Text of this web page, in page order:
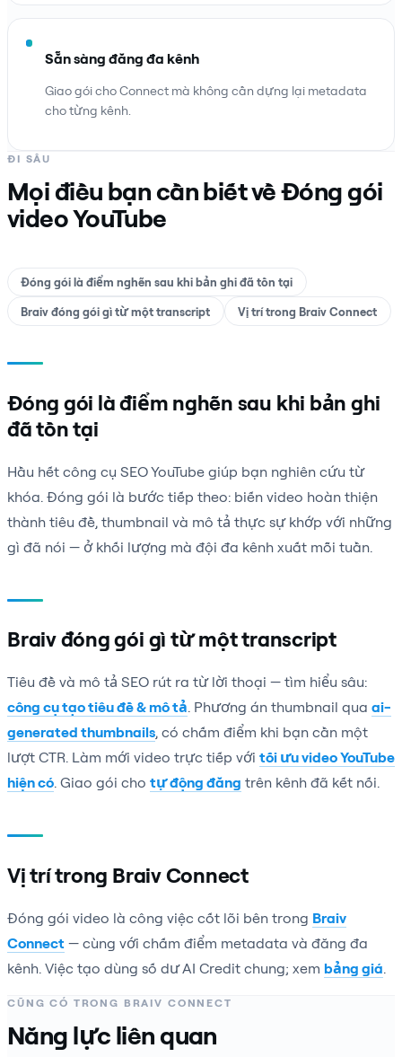
Sẵn sàng đăng đa kênh
Giao gói cho Connect mà không cần dựng lại metadata
cho từng kênh.
ĐI SÂU
Mọi điều bạn cần biết về Đóng gói
video YouTube
Đóng gói là điểm nghẽn sau khi bản ghi đã tồn tại
Braiv đóng gói gì từ một transcript Vị trí trong Braiv Connect
Đóng gói là điểm nghẽn sau khi bản ghi
đã tồn tại
Hầu hết công cụ SEO YouTube giúp bạn nghiên cứu từ
khóa. Đóng gói là bước tiếp theo: biến video hoàn thiện
thành tiêu đề, thumbnail và mô tả thực sự khớp với những
gì đã nói — ở khối lượng mà đội đa kênh xuất mỗi tuần.
Braiv đóng gói gì từ một transcript
Tiêu đề và mô tả SEO rút ra từ lời thoại — tìm hiểu sâu:
công cụ tạo tiêu đề & mô tả. Phương án thumbnail qua ai-
generated thumbnails, có chấm điểm khi bạn cần một
lượt CTR. Làm mới video trực tiếp với tối ưu video YouTube
hiện có. Giao gói cho tự động đăng trên kênh đã kết nối.
Vị trí trong Braiv Connect
Đóng gói video là công việc cốt lõi bên trong Braiv
Connect — cùng với chấm điểm metadata và đăng đa
kênh. Việc tạo dùng số dư AI Credit chung; xem bảng giá.
CŨNG CÓ TRONG BRAIV CONNECT
Năng lực liên quan